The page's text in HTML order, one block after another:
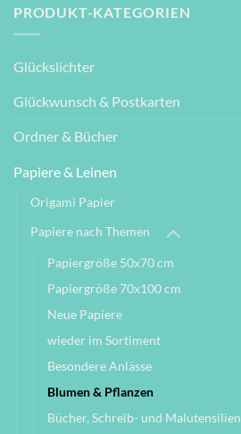
PRODUKT-KATEGORIEN
Glückslichter
Glückwunsch & Postkarten
Ordner & Bücher
Papiere & Leinen
Origami Papier
Papiere nach Themen
Papiergröße 50x70 cm
Papiergröße 70x100 cm
Neue Papiere
wieder im Sortiment
Besondere Anlässe
Blumen & Pflanzen
Bücher, Schreib- und Malutensilien